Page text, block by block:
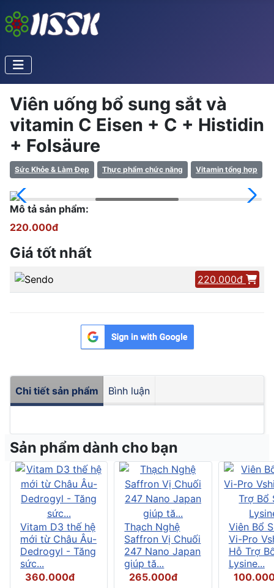
Viên uống bổ sung sắt và
vitamin C Eisen + C + Histidin
+ Folsäure
Sức Khỏe & Làm Đẹp Thực phẩm chức năng Vitamin tổng hợp
Mô tả sản phẩm:
220.000đ
Giá tốt nhất
220.000đ
Chi tiết sản phẩm Bình luận
Sản phẩm dành cho bạn
Vitam D3 thế hệ
mới từ Châu Âu-
Dedrogyl - Tăng
sức...
360.000đ
Thạch Nghệ
Saffron Vị Chuối
247 Nano Japan
giúp tă...
265.000đ
Viên Bổ
Vi-Pro
Hỗ Trợ
Lysine...